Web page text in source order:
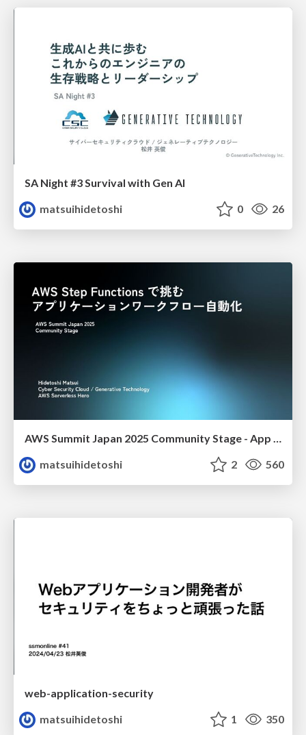
SA Night #3 Survival with Gen AI
matsuihidetoshi
0 26
matsuihidetoshi
2 560
web-application-security
matsuihidetoshi
1 350